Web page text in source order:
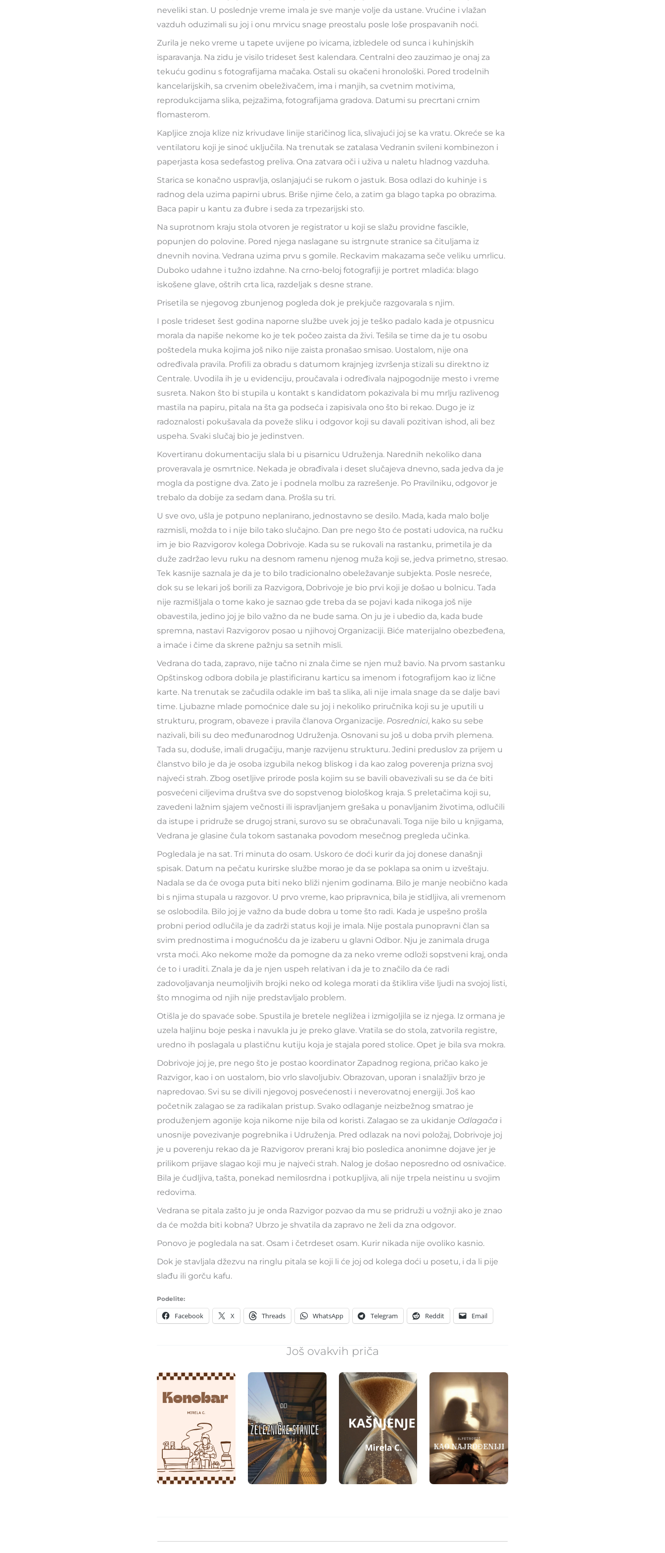
neveliki stan. U poslednje vreme imala je sve manje volje da ustane. Vrućine i vlažan
vazduh oduzimali su joj i onu mrvicu snage preostalu posle loše prospavanih noći.
Zurila je neko vreme u tapete uvijene po ivicama, izbledele od sunca i kuhinjskih
isparavanja. Na zidu je visilo trideset šest kalendara. Centralni deo zauzimao je onaj za
tekuću godinu s fotografijama mačaka. Ostali su okačeni hronološki. Pored trodelnih
kancelarijskih, sa crvenim obeleživačem, ima i manjih, sa cvetnim motivima,
reprodukcijama slika, pejzažima, fotografijama gradova. Datumi su precrtani crnim
flomasterom.
Kapljice znoja klize niz krivudave linije staričinog lica, slivajući joj se ka vratu. Okreće se ka
ventilatoru koji je sinoć uključila. Na trenutak se zatalasa Vedranin svileni kombinezon i
paperjasta kosa sedefastog preliva. Ona zatvara oči i uživa u naletu hladnog vazduha.
Starica se konačno uspravlja, oslanjajući se rukom o jastuk. Bosa odlazi do kuhinje i s
radnog dela uzima papirni ubrus. Briše njime čelo, a zatim ga blago tapka po obrazima.
Baca papir u kantu za đubre i seda za trpezarijski sto.
Na suprotnom kraju stola otvoren je registrator u koji se slažu providne fascikle,
popunjen do polovine. Pored njega naslagane su istrgnute stranice sa čituljama iz
dnevnih novina. Vedrana uzima prvu s gomile. Reckavim makazama seče veliku umrlicu.
Duboko udahne i tužno izdahne. Na crno-beloj fotografiji je portret mladića: blago
iskošene glave, oštrih crta lica, razdeljak s desne strane.
Prisetila se njegovog zbunjenog pogleda dok je prekjuče razgovarala s njim.
I posle trideset šest godina naporne službe uvek joj je teško padalo kada je otpusnicu
morala da napiše nekome ko je tek počeo zaista da živi. Tešila se time da je tu osobu
poštedela muka kojima još niko nije zaista pronašao smisao. Uostalom, nije ona
određivala pravila. Profili za obradu s datumom krajnjeg izvršenja stizali su direktno iz
Centrale. Uvodila ih je u evidenciju, proučavala i određivala najpogodnije mesto i vreme
susreta. Nakon što bi stupila u kontakt s kandidatom pokazivala bi mu mrlju razlivenog
mastila na papiru, pitala na šta ga podseća i zapisivala ono što bi rekao. Dugo je iz
radoznalosti pokušavala da poveže sliku i odgovor koji su davali pozitivan ishod, ali bez
uspeha. Svaki slučaj bio je jedinstven.
Kovertiranu dokumentaciju slala bi u pisarnicu Udruženja. Narednih nekoliko dana
proveravala je osmrtnice. Nekada je obrađivala i deset slučajeva dnevno, sada jedva da je
mogla da postigne dva. Zato je i podnela molbu za razrešenje. Po Pravilniku, odgovor je
trebalo da dobije za sedam dana. Prošla su tri.
U sve ovo, ušla je potpuno neplanirano, jednostavno se desilo. Mada, kada malo bolje
razmisli, možda to i nije bilo tako slučajno. Dan pre nego što će postati udovica, na ručku
im je bio Razvigorov kolega Dobrivoje. Kada su se rukovali na rastanku, primetila je da
duže zadržao levu ruku na desnom ramenu njenog muža koji se, jedva primetno, stresao.
Tek kasnije saznala je da je to bilo tradicionalno obeležavanje subjekta. Posle nesreće,
dok su se lekari još borili za Razvigora, Dobrivoje je bio prvi koji je došao u bolnicu. Tada
nije razmišljala o tome kako je saznao gde treba da se pojavi kada nikoga još nije
obavestila, jedino joj je bilo važno da ne bude sama. On ju je i ubedio da, kada bude
spremna, nastavi Razvigorov posao u njihovoj Organizaciji. Biće materijalno obezbeđena,
a imaće i čime da skrene pažnju sa setnih misli.
Vedrana do tada, zapravo, nije tačno ni znala čime se njen muž bavio. Na prvom sastanku
Opštinskog odbora dobila je plastificiranu karticu sa imenom i fotografijom kao iz lične
karte. Na trenutak se začudila odakle im baš ta slika, ali nije imala snage da se dalje bavi
time. Ljubazne mlade pomoćnice dale su joj i nekoliko priručnika koji su je uputili u
strukturu, program, obaveze i pravila članova Organizacije. Posrednici, kako su sebe
nazivali, bili su deo međunarodnog Udruženja. Osnovani su još u doba prvih plemena.
Tada su, doduše, imali drugačiju, manje razvijenu strukturu. Jedini preduslov za prijem u
članstvo bilo je da je osoba izgubila nekog bliskog i da kao zalog poverenja prizna svoj
najveći strah. Zbog osetljive prirode posla kojim su se bavili obavezivali su se da će biti
posvećeni ciljevima društva sve do sopstvenog biološkog kraja. S preletačima koji su,
zavedeni lažnim sjajem večnosti ili ispravljanjem grešaka u ponavljanim životima, odlučili
da istupe i pridruže se drugoj strani, surovo su se obračunavali. Toga nije bilo u knjigama,
Vedrana je glasine čula tokom sastanaka povodom mesečnog pregleda učinka.
Pogledala je na sat. Tri minuta do osam. Uskoro će doći kurir da joj donese današnji
spisak. Datum na pečatu kurirske službe morao je da se poklapa sa onim u izveštaju.
Nadala se da će ovoga puta biti neko bliži njenim godinama. Bilo je manje neobično kada
bi s njima stupala u razgovor. U prvo vreme, kao pripravnica, bila je stidljiva, ali vremenom
se oslobodila. Bilo joj je važno da bude dobra u tome što radi. Kada je uspešno prošla
probni period odlučila je da zadrži status koji je imala. Nije postala punopravni član sa
svim prednostima i mogućnošću da je izaberu u glavni Odbor. Nju je zanimala druga
vrsta moći. Ako nekome može da pomogne da za neko vreme odloži sopstveni kraj, onda
će to i uraditi. Znala je da je njen uspeh relativan i da je to značilo da će radi
zadovoljavanja neumoljivih brojki neko od kolega morati da štiklira više ljudi na svojoj listi,
što mnogima od njih nije predstavljalo problem.
Otišla je do spavaće sobe. Spustila je bretele negližea i izmigoljila se iz njega. Iz ormana je
uzela haljinu boje peska i navukla ju je preko glave. Vratila se do stola, zatvorila registre,
uredno ih poslagala u plastičnu kutiju koja je stajala pored stolice. Opet je bila sva mokra.
Dobrivoje joj je, pre nego što je postao koordinator Zapadnog regiona, pričao kako je
Razvigor, kao i on uostalom, bio vrlo slavoljubiv. Obrazovan, uporan i snalažljiv brzo je
napredovao. Svi su se divili njegovoj posvećenosti i neverovatnoj energiji. Još kao
početnik zalagao se za radikalan pristup. Svako odlaganje neizbežnog smatrao je
produženjem agonije koja nikome nije bila od koristi. Zalagao se za ukidanje Odlagača i
unosnije povezivanje pogrebnika i Udruženja. Pred odlazak na novi položaj, Dobrivoje joj
je u poverenju rekao da je Razvigorov prerani kraj bio posledica anonimne dojave jer je
prilikom prijave slagao koji mu je najveći strah. Nalog je došao neposredno od osnivačice.
Bila je ćudljiva, tašta, ponekad nemilosrdna i potkupljiva, ali nije trpela neistinu u svojim
redovima.
Vedrana se pitala zašto ju je onda Razvigor pozvao da mu se pridruži u vožnji ako je znao
da će možda biti kobna? Ubrzo je shvatila da zapravo ne želi da zna odgovor.
Ponovo je pogledala na sat. Osam i četrdeset osam. Kurir nikada nije ovoliko kasnio.
Dok je stavljala džezvu na ringlu pitala se koji li će joj od kolega doći u posetu, i da li pije
slađu ili gorču kafu.
Podelite:
Facebook X Threads WhatsApp Telegram Reddit Email
Još ovakvih priča